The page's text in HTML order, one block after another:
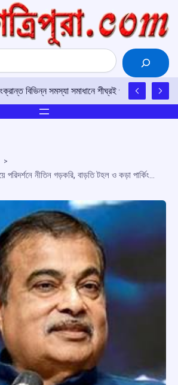
বিভিন্ন সমস্যা সমাধানে শীঘ্রই প্রয়োজনীয় পদক্ষেপ
দিল্লি-মুম্বই এক্সপ্রেসওয়ে পরিদর্শনে নীতিন গড়করি, বাড়তি টহল ও কড়া পার্কিং নিয়ন্ত্রণের নির্দেশ